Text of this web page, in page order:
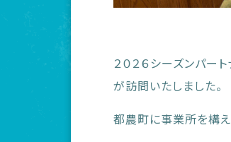
２０２６シーズンパー
が訪問いたしました。
都農町に事業所を構え